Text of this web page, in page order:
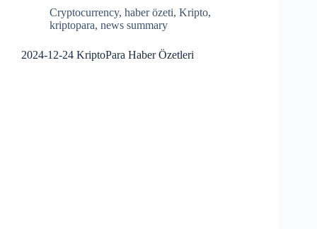
Cryptocurrency, haber özeti, Kripto,
kriptopara, news summary
2024-12-24 KriptoPara Haber Özetleri